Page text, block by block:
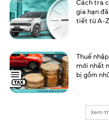
Cách tra
gia hạn
tiết từ A-Z
Thuế
mới nhất
bị gồm
Xem